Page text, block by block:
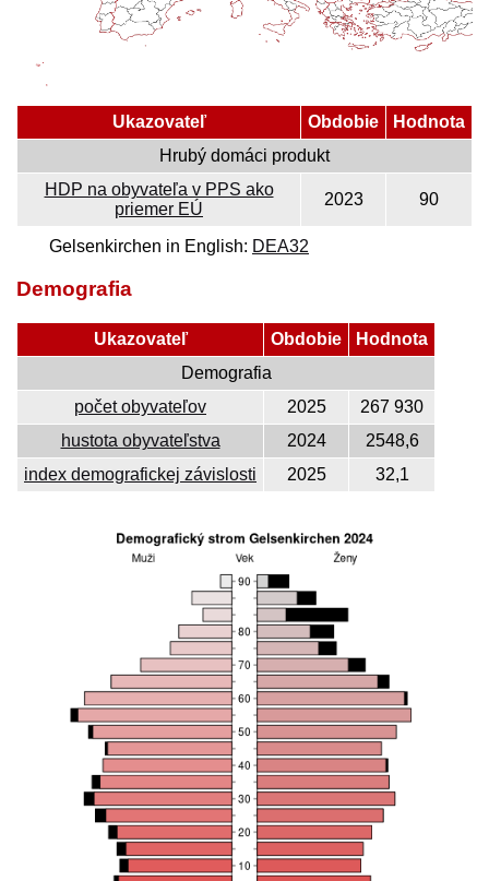
Ukazovateľ Obdobie
Hodnota
Hrubý domáci produkt
HDP na obyvateľa v PPS ako
priemer EÚ
2023 90
Gelsenkirchen in English: DEA32
Demografia
Ukazovateľ Obdobie
Hodnota
Demografia
počet obyvateľov
2025
267 930
hustota obyvateľstva
2024
2548,6
index demografickej závislosti
2025 32,1